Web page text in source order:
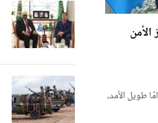
طويل الأمد،